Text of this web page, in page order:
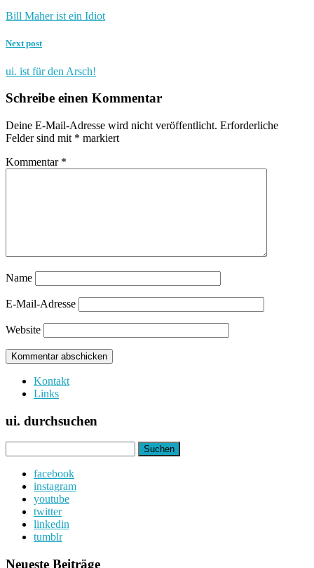
Bill Maher ist ein Idiot
Next post
ui. ist für den Arsch!
Schreibe einen Kommentar
Deine E-Mail-Adresse wird nicht veröffentlicht. Erforderliche
Felder sind mit * markiert
Kommentar *
Name
E-Mail-Adresse
Website
Kontakt
Links
ui. durchsuchen
nach:
facebook
instagram
youtube
twitter
linkedin
tumblr
Neueste Beiträge